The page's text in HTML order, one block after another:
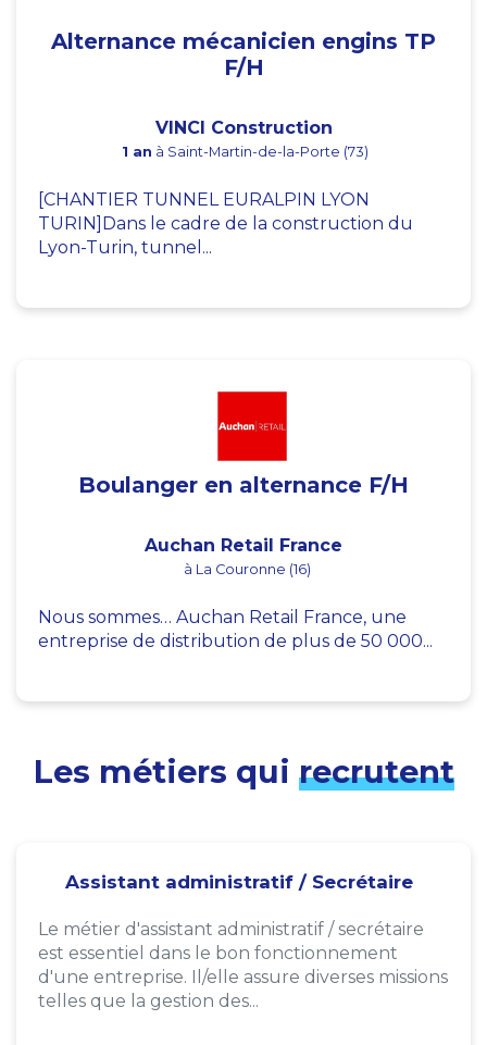
Alternance mécanicien engins TP
F/H
VINCI Construction
1 an à Saint-Martin-de-la-Porte (73)
[CHANTIER TUNNEL EURALPIN LYON
TURIN]Dans le cadre de la construction du
Lyon-Turin, tunnel...
Boulanger en alternance F/H
Auchan Retail France
à La Couronne (16)
Nous sommes… Auchan Retail France, une
entreprise de distribution de plus de 50 000...
Les métiers qui recrutent
Assistant administratif / Secrétaire
Le métier d'assistant administratif / secrétaire
est essentiel dans le bon fonctionnement
d'une entreprise. Il/elle assure diverses missions
telles que la gestion des...